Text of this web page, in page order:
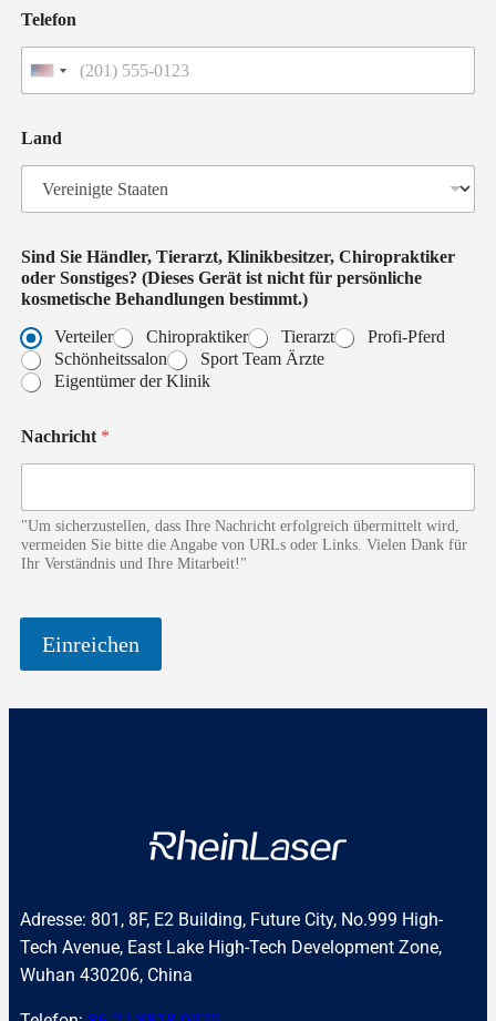
Telefon
V
e
e
i
g
e
S
t
1
l
i
i
b
e
s
i
t
z
e
r
H
ä
l
e
r
a
d
Land
Sind Sie Händler, Tierarzt, Klinikbesitzer, Chiropraktiker
oder Sonstiges? (Dieses Gerät ist nicht für persönliche
kosmetische Behandlungen bestimmt.)
Verteiler
Chiropraktiker Tierarzt
Profi-Pferd
Schönheitssalon
Sport Team Ärzte
Eigentümer der Klinik
Nachricht *
"Um sicherzustellen, dass Ihre Nachricht erfolgreich übermittelt wird,
vermeiden Sie bitte die Angabe von URLs oder Links. Vielen Dank für
Ihr Verständnis und Ihre Mitarbeit!"
Einreichen
Adresse: 801, 8F, E2 Building, Future City, No.999 High-
Tech Avenue, East Lake High-Tech Development Zone,
Wuhan 430206, China